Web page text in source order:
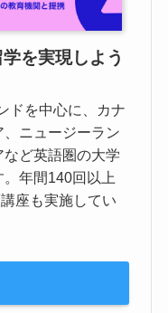
を実現しよう
ドを中心に、カナ
ニュージーラン
など英語圏の大学
年間140回以上
座も実施してい